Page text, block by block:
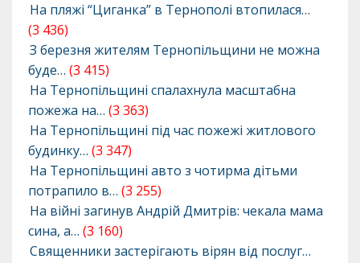
На пляжі “Циганка” в Тернополі втопилася…
(3 436)
З березня жителям Тернопільщини не можна
буде… (3 415)
На Тернопільщині спалахнула масштабна
пожежа на… (3 363)
На Тернопільщині під час пожежі житлового
будинку… (3 347)
На Тернопільщині авто з чотирма дітьми
потрапило в… (3 255)
На війні загинув Андрій Дмитрів: чекала мама
сина, а… (3 160)
Священники застерігають вірян від послуг…